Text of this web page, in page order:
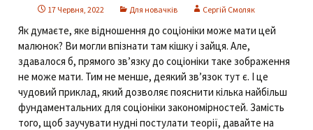
17 Червня, 2022 Для новачків Сергій Смоляк
Як думаєте, яке відношення до соціоніки може мати цей
малюнок? Ви могли впізнати там кішку і зайця. Але,
здавалося б, прямого зв’язку до соціоніки таке зображення
не може мати. Тим не менше, деякий зв’язок тут є. І це
чудовий приклад, який дозволяє пояснити кілька найбільш
фундаментальних для соціоніки закономірностей. Замість
того, щоб заучувати нудні постулати теорії, давайте на